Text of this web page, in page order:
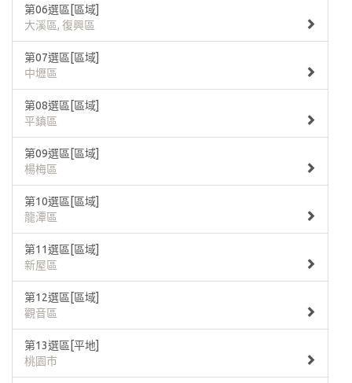
第06選區[區域]
大溪區, 復興區
第07選區[區域]
中壢區
第08選區[區域]
平鎮區
第09選區[區域]
楊梅區
第10選區[區域]
龍潭區
第11選區[區域]
新屋區
第12選區[區域]
觀音區
第13選區[平地]
桃園市